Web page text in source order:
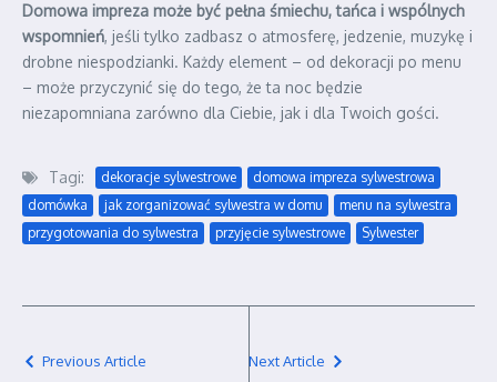
Domowa impreza może być pełna śmiechu, tańca i wspólnych
wspomnień, jeśli tylko zadbasz o atmosferę, jedzenie, muzykę i
drobne niespodzianki. Każdy element – od dekoracji po menu
– może przyczynić się do tego, że ta noc będzie
niezapomniana zarówno dla Ciebie, jak i dla Twoich gości.
Tagi: dekoracje sylwestrowe
domowa impreza sylwestrowa
domówka
jak zorganizować sylwestra w domu
menu na sylwestra
przygotowania do sylwestra
przyjęcie sylwestrowe Sylwester
Previous Article Next Article